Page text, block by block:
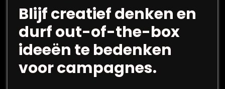
Blijf creatief denken en
durf out-of-the-box
ideeën te bedenken
voor campagnes.